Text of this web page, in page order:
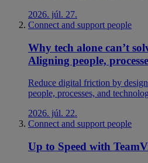
2026. júl. 27.
Connect and support people
Why tech alone can’t
Aligning people,
Reduce digital friction by
people, processes, and
2026. júl. 22.
Connect and support people
Up to Speed with